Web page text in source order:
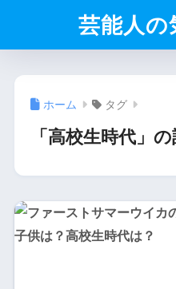
芸能人
ホーム タグ
「高校生時代」